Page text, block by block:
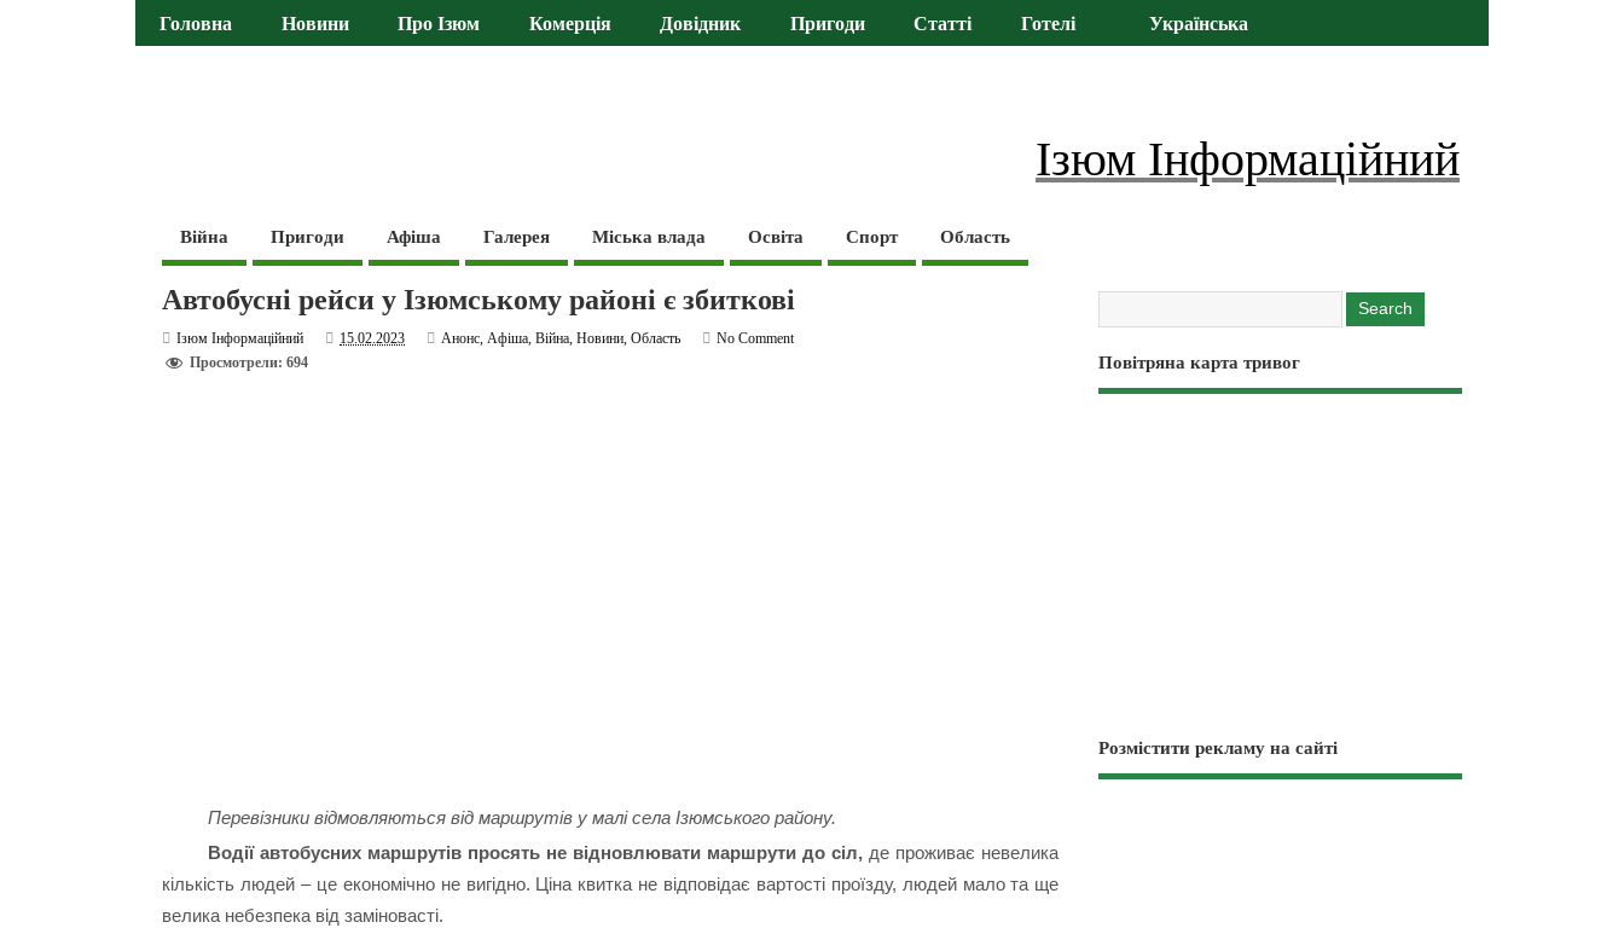
Головна Новини Про Ізюм Комерція Довідник Пригоди Статті Готелі Українська
Ізюм Інформаційний
Війна Пригоди Афіша Галерея Міська влада Освіта Спорт Область
Автобусні рейси у Ізюмському районі є збиткові
Ізюм Інформаційний 15.02.2023 Анонс,Афіша,Війна,Новини,Область
No Comment
Просмотрели: 694
Перевізники відмовляються від маршрутів у малі села Ізюмського району.
Водії автобусних маршрутів просять не відновлювати маршрути до сіл, де проживає невелика
кількість людей – це економічно не вигідно. Ціна квитка не відповідає вартості проїзду, людей мало та ще
велика небезпека від заміновасті.
Повітряна карта тривог
Розмістити рекламу на сайті